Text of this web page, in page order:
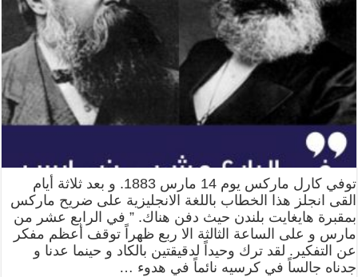
توفي كارل ماركس يوم 14 مارس 1883. و بعد ثلاثة أيام
القى انجلز هذا الخطاب باللغة الانجليزية على ضريح ماركس
بمقبرة هايغايت بلندن حيث دفن هناك. ” في الرابع عشر من
مارس و على الساعة الثالثة الا ربع ظهراً توقف أعظم مفكر
عن التفكير. لقد ترك وحيداً لدقيقتين بالكاد و حينما عدنا و
جدناه جالساً في كرسيه نائماً في هدوء …